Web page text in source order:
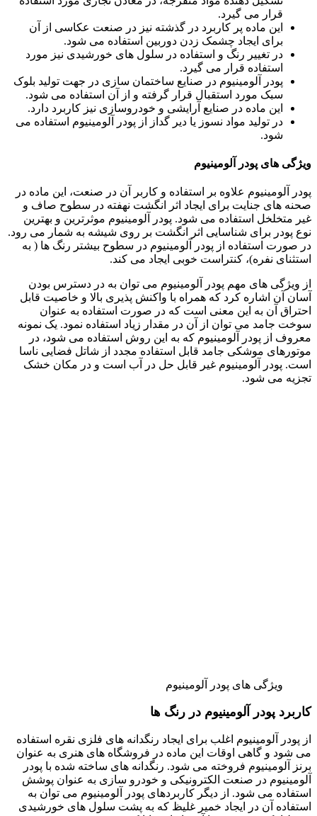
قرار می گیرد.
این ماده پر کاربرد در گذشته نیز در صنعت عکاسی از آن
برای ایجاد چشمک زدن دوربین استفاده می شود.
در تغییر رنگ و استفاده در سلول های خورشیدی نیز مورد
استفاده قرار می گیرد.
پودر آلومینیوم در صنایع ساختمان سازی در جهت تولید بلوک
سبک مورد استقبال قرار گرفته و از آن استفاده می شود.
این ماده در صنایع آرایشی و خودروسازی نیز کاربرد دارد.
در تولید مواد نسوز یا دیر گداز از پودر آلومینیوم استفاده می
شود.
ویژگی های پودر آلومینیوم
پودر آلومینیوم علاوه بر استفاده و کاربر آن در صنعت، این ماده در
صحنه های جنایت برای ایجاد اثر انگشت نهفته در سطوح صاف و
غیر متخلخل استفاده می شود. پودر آلومینیوم موثرترین و بهترین
نوع پودر برای شناسایی اثر انگشت بر روی شیشه به شمار می رود.
در صورت استفاده از پودر آلومینیوم در سطوح بیشتر رنگ ها ( به
استثنای نفره)، کنتراست خوبی ایجاد می کند.
از ویژگی های مهم پودر آلومینیوم می توان به در دسترس بودن
آسان آن اشاره کرد که همراه با واکنش پذیری بالا و خاصیت قابل
احتراق آن به این معنی است که در صورت استفاده به عنوان
سوخت جامد می توان از آن در مقدار زیاد استفاده نمود. یک نمونه
معروف از پودر آلومینیوم که به این روش استفاده می شود، در
موتورهای موشکی جامد قابل استفاده مجدد از شاتل فضایی ناسا
است. پودر آلومینیوم غیر قابل حل در آب است و در مکان خشک
تجزیه می شود.
ویژگی های پودر آلومینیوم
کاربرد پودر آلومینیوم در رنگ ها
از پودر آلومینیوم اغلب برای ایجاد رنگدانه های فلزی نقره استفاده
می شود و گاهی اوقات این ماده در فروشگاه های هنری به عنوان
برنز آلومینیوم فروخته می شود. رنگدانه های ساخته شده با پودر
آلومینیوم در صنعت الکترونیکی و خودرو سازی به عنوان پوشش
استفاده می شود. از دیگر کاربردهای پودر آلومینیوم می توان به
استفاده آن در ایجاد خمیر غلیظ که به پشت سلول های خورشیدی